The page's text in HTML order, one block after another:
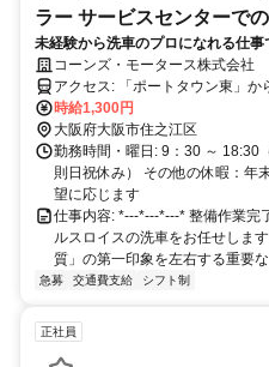
ラー サービスセンターで
未経験から洗車のプロになれる仕事
コーンズ・モータース株式会社
アクセス: 「ポートタウン東」から 徒歩約12分 「中ふ頭」（大阪府）
徒歩で約17分 「ポートタウン西」 徒歩で約
クエア南」徒歩で約5分 「住友
大阪東」徒歩で約6分 ※ 当社規定により自家用車通勤は不可とさせて
いただいております。 ※変更の
時給1,300円
大阪府大阪市住之江区
勤務時間・曜日: 9：30 ～ 18:30
則日祝休み） その他の休暇：年
望に応じます
仕事内容: *---*---*---* 整備作業完
ルスロイスの洗車をお任せしま
質」の第一印象を左右する重要
急募 交通費支給 シフト制
正社員